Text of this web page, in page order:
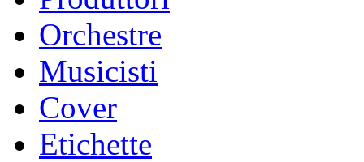
Orchestre
Musicisti
Cover
Etichette